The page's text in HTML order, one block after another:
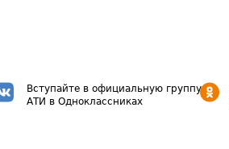
Вступайте в официальную группу
АТИ в Одноклассниках